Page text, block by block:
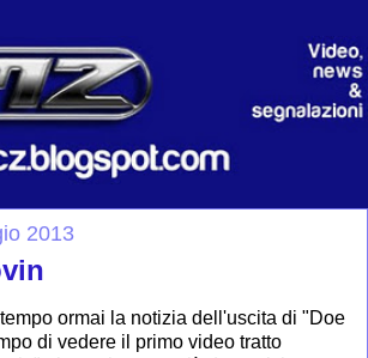
2013
ormai la notizia dell'uscita di "Doe
di vedere il primo video tratto